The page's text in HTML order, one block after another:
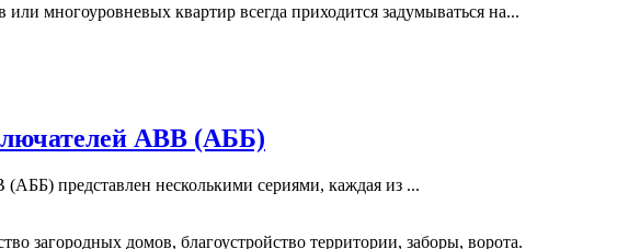
многоуровневых квартир всегда приходится задумываться на...
АВВ (АББ)
представлен несколькими сериями, каждая из ...
загородных домов, благоустройство территории, заборы, ворота.